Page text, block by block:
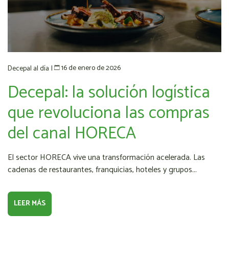
Decepal al día | 16 de enero de 2026
Decepal: la solución logística
que revoluciona las compras
del canal HORECA
El sector HORECA vive una transformación acelerada. Las
cadenas de restaurantes, franquicias, hoteles y grupos...
LEER MÁS